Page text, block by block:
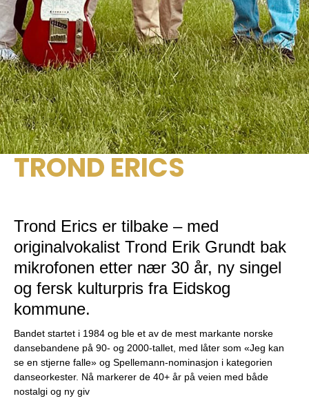
TROND ERICS
Trond Erics er tilbake – med
originalvokalist Trond Erik Grundt bak
mikrofonen etter nær 30 år, ny singel
og fersk kulturpris fra Eidskog
kommune.
Bandet startet i 1984 og ble et av de mest markante norske
dansebandene på 90- og 2000-tallet, med låter som «Jeg kan
se en stjerne falle» og Spellemann-nominasjon i kategorien
danseorkester. Nå markerer de 40+ år på veien med både
nostalgi og ny giv